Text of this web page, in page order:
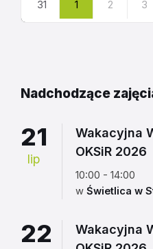
31 1 2 3
Nadchodzące
21
lip
Wakacyjna
OKSiR 2026
10:00 - 14:00
w Świetlica w
22
Wakacyjna